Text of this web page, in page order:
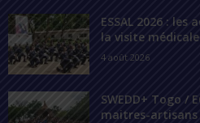
ESSAL 2026 :
la visite médicale
4 août 2026
SWEDD+ Togo /
maitres-artisans